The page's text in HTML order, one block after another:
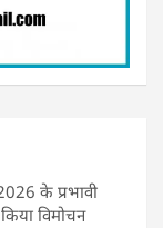
के प्रभावी
विमोचन